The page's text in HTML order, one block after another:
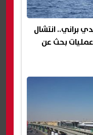
براني.. انتشال
بحث عن